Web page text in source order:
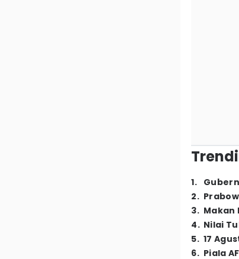
1.
2.
3. Makan
4. Nilai
5. 17
6. Piala